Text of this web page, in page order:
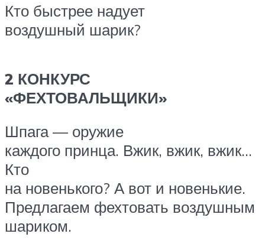
Кто быстрее надует
воздушный шарик?
2 КОНКУРС
«ФЕХТОВАЛЬЩИКИ»
Шпага — оружие
каждого принца. Вжик, вжик, вжик…
Кто
на новенького? А вот и новенькие.
Предлагаем фехтовать воздушным
шариком.